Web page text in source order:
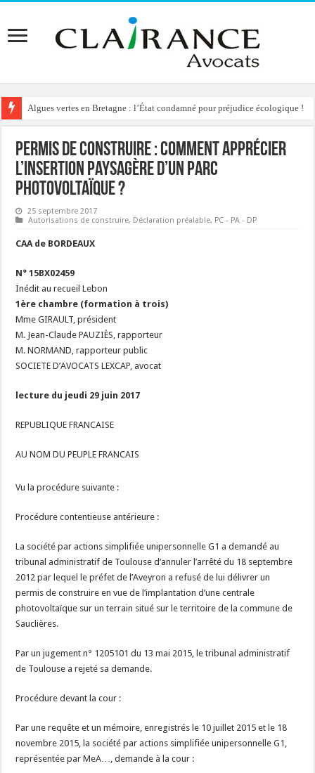
Algues vertes en Bretagne : l’État condamné pour préjudice écologique !
Reconstruction de chalets d’alpage : le préfet condamné à délivrer
Permis de construire : comment apprécier
l’insertion paysagère d’un parc
photovoltaïque ?
25 septembre 2017
Autorisations de construire, Déclaration préalable, PC - PA - DP
CAA de BORDEAUX
N° 15BX02459
Inédit au recueil Lebon
1ère chambre (formation à trois)
Mme GIRAULT, président
M. Jean-Claude PAUZIÈS, rapporteur
M. NORMAND, rapporteur public
SOCIETE D’AVOCATS LEXCAP, avocat
lecture du jeudi 29 juin 2017
REPUBLIQUE FRANCAISE
AU NOM DU PEUPLE FRANCAIS
Vu la procédure suivante :
Procédure contentieuse antérieure :
La société par actions simplifiée unipersonnelle G1 a demandé au
tribunal administratif de Toulouse d’annuler l’arrêté du 18 septembre
2012 par lequel le préfet de l’Aveyron a refusé de lui délivrer un
permis de construire en vue de l’implantation d’une centrale
photovoltaïque sur un terrain situé sur le territoire de la commune de
Sauclières.
Par un jugement n° 1205101 du 13 mai 2015, le tribunal administratif
de Toulouse a rejeté sa demande.
Procédure devant la cour :
Par une requête et un mémoire, enregistrés le 10 juillet 2015 et le 18
novembre 2015, la société par actions simplifiée unipersonnelle G1,
représentée par MeA…, demande à la cour :